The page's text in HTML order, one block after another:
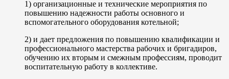
1) организационные и технические мероприятия по
повышению надежности работы основного и
вспомогательного оборудования котельной;
2) и дает предложения по повышению квалификации и
профессионального мастерства рабочих и бригадиров,
обучению их вторым и смежным профессиям, проводит
воспитательную работу в коллективе.